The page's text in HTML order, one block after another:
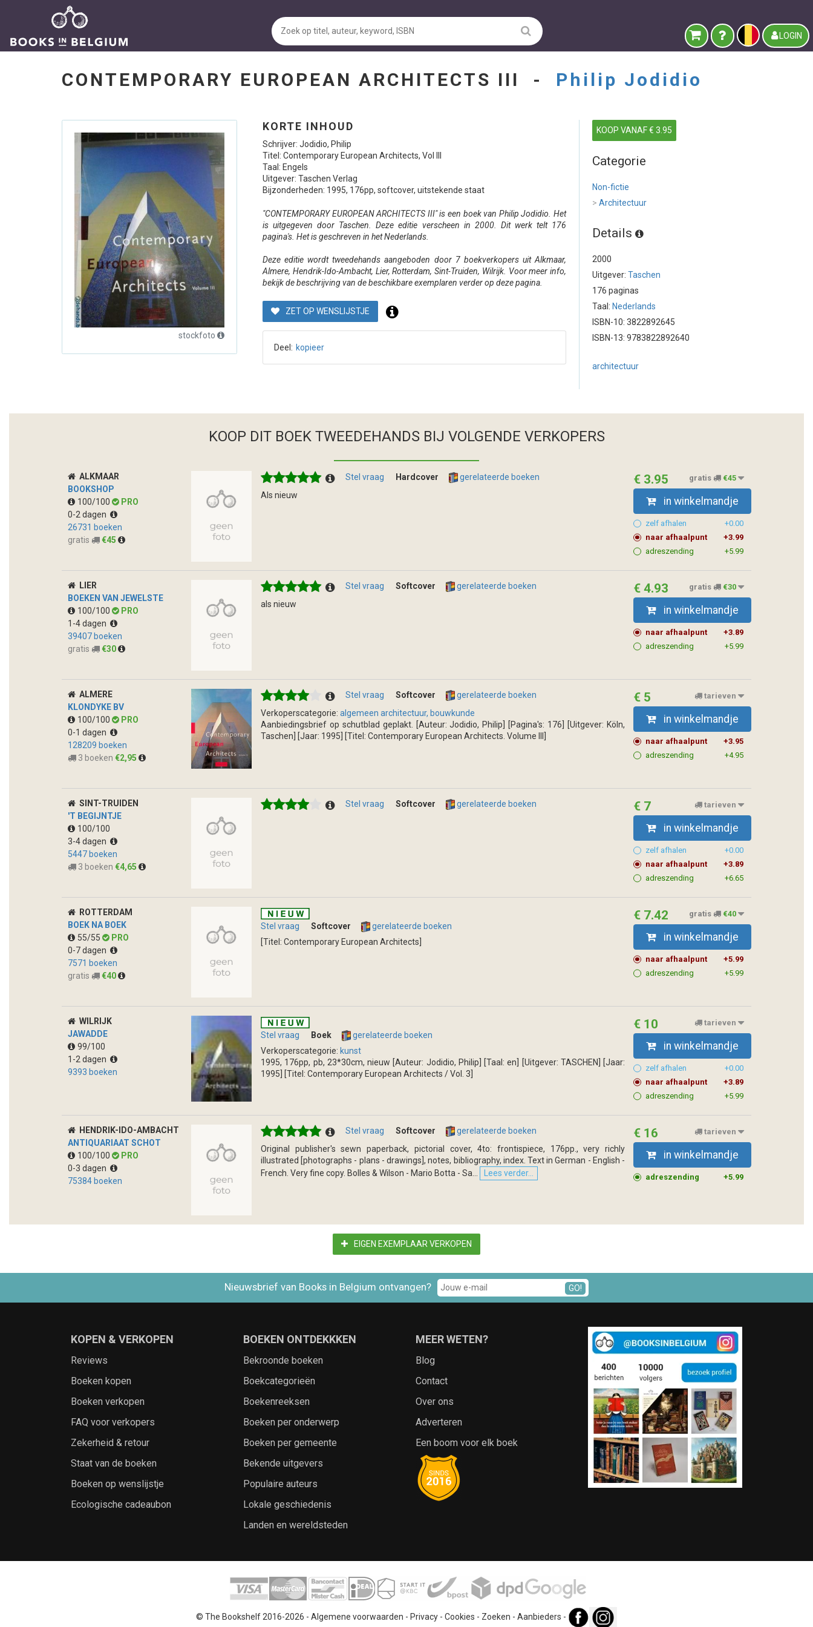
LOGIN
CONTEMPORARY EUROPEAN ARCHITECTS III - Philip Jodidio
stockfoto
KORTE INHOUD
Schrijver: Jodidio, Philip
Titel: Contemporary European Architects, Vol III
Taal: Engels
Uitgever: Taschen Verlag
Bijzonderheden: 1995, 176pp, softcover, uitstekende staat
"CONTEMPORARY EUROPEAN ARCHITECTS III" is een boek van Philip Jodidio. Het
is uitgegeven door Taschen. Deze editie verscheen in 2000. Dit werk telt 176
pagina's. Het is geschreven in het Nederlands.
Deze editie wordt tweedehands aangeboden door 7 boekverkopers uit Alkmaar,
Almere, Hendrik-Ido-Ambacht, Lier, Rotterdam, Sint-Truiden, Wilrijk. Voor meer info,
bekijk de beschrijving van de beschikbare exemplaren verder op deze pagina.
ZET OP WENSLIJSTJE
Deel: kopieer
KOOP VANAF € 3.95
Categorie
Non-fictie
> Architectuur
Details
2000
Uitgever: Taschen
176 paginas
Taal: Nederlands
ISBN-10: 3822892645
ISBN-13: 9783822892640
architectuur
KOOP DIT BOEK TWEEDEHANDS BIJ VOLGENDE VERKOPERS
ALKMAAR
BOOKSHOP
100/100
PRO
0-2 dagen
26731 boeken
gratis
€45
Stel vraag Hardcover
gerelateerde boeken
Als nieuw
€ 3.95 gratis €45
in winkelmandje
zelf afhalen
+0.00
naar afhaalpunt
+3.99
adreszending
+5.99
LIER
BOEKEN VAN JEWELSTE
100/100
PRO
1-4 dagen
39407 boeken
gratis
€30
Stel vraag Softcover
gerelateerde boeken
als nieuw
€ 4.93 gratis €30
in winkelmandje
naar afhaalpunt
+3.89
adreszending
+5.99
ALMERE
KLONDYKE BV
100/100
PRO
0-1 dagen
128209 boeken
3 boeken €2,95
Stel vraag Softcover
gerelateerde boeken
Verkoperscategorie: algemeen architectuur, bouwkunde
Aanbiedingsbrief op schutblad geplakt. [Auteur: Jodidio, Philip] [Pagina's: 176] [Uitgever: Köln,
Taschen] [Jaar: 1995] [Titel: Contemporary European Architects. Volume III]
€ 5 tarieven
in winkelmandje
naar afhaalpunt
+3.95
adreszending
+4.95
SINT-TRUIDEN
'T BEGIJNTJE
100/100
3-4 dagen
5447 boeken
3 boeken €4,65
Stel vraag Softcover gerelateerde boeken € 7 tarieven
in winkelmandje
zelf afhalen
+0.00
naar afhaalpunt
+3.89
adreszending
+6.65
ROTTERDAM
BOEK NA BOEK
55/55
PRO
0-7 dagen
7571 boeken
gratis
€40
Stel vraag Softcover
gerelateerde boeken
[Titel: Contemporary European Architects]
€ 7.42 gratis €40
in winkelmandje
naar afhaalpunt
+5.99
adreszending
+5.99
WILRIJK
JAWADDE
99/100
1-2 dagen
9393 boeken
Stel vraag Boek
gerelateerde boeken
Verkoperscategorie: kunst
1995, 176pp, pb, 23*30cm, nieuw [Auteur: Jodidio, Philip] [Taal: en] [Uitgever: TASCHEN] [Jaar:
1995] [Titel: Contemporary European Architects / Vol. 3]
€ 10 tarieven
in winkelmandje
zelf afhalen
+0.00
naar afhaalpunt
+3.89
adreszending
+5.99
HENDRIK-IDO-AMBACHT
ANTIQUARIAAT SCHOT
100/100
PRO
0-3 dagen
75384 boeken
Stel vraag Softcover
gerelateerde boeken
Original publisher's sewn paperback, pictorial cover, 4to: frontispiece, 176pp., very richly
illustrated [photographs - plans - drawings], notes, bibliography, index. Text in German - English -
French. Very fine copy. Bolles & Wilson - Mario Botta - Sa...
Lees verder...
€ 16 tarieven
in winkelmandje
adreszending +5.99
EIGEN EXEMPLAAR VERKOPEN
Nieuwsbrief van Books in Belgium ontvangen? GO!
KOPEN & VERKOPEN
Reviews
Boeken kopen
Boeken verkopen
FAQ voor verkopers
Zekerheid & retour
Staat van de boeken
Boeken op wenslijstje
Ecologische cadeaubon
BOEKEN ONTDEKKKEN
Bekroonde boeken
Boekcategorieën
Boekenreeksen
Boeken per onderwerp
Boeken per gemeente
Bekende uitgevers
Populaire auteurs
Lokale geschiedenis
Landen en wereldsteden
MEER WETEN?
Blog
Contact
Over ons
Adverteren
Een boom voor elk boek
© The Bookshelf 2016-2026 - Algemene voorwaarden - Privacy - Cookies - Zoeken - Aanbieders -